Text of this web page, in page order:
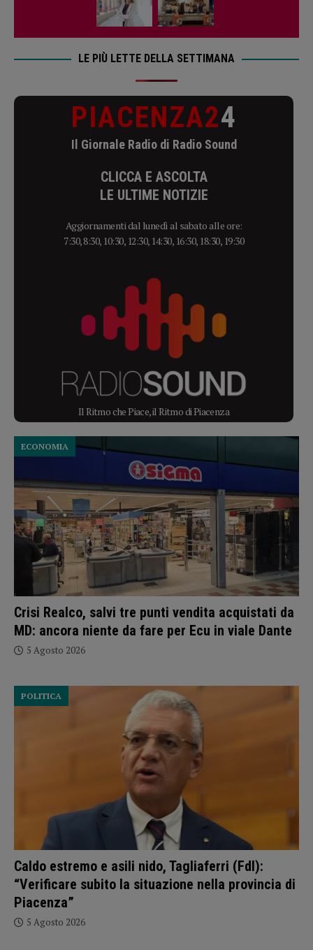
LE PIÙ LETTE DELLA SETTIMANA
PIACENZA24
Il Giornale Radio di Radio Sound
CLICCA E ASCOLTA
LE ULTIME NOTIZIE
Aggiornamenti dal lunedì al sabato alle ore:
7:30, 8:30, 10:30, 12:30, 14:30, 16:30, 18:30, 19:30
Il Ritmo che Piace, il Ritmo di Piacenza
Crisi Realco, salvi tre punti vendita acquistati da
MD: ancora niente da fare per Ecu in viale Dante
ECONOMIA
5 Agosto 2026
Caldo estremo e asili nido, Tagliaferri (FdI):
“Verificare subito la situazione nella provincia di
Piacenza”
POLITICA
5 Agosto 2026